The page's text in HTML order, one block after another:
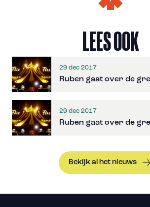
LEES OOK
29 dec 2017
Ruben gaat over de
29 dec 2017
Ruben gaat over de
Bekijk al het nieuws